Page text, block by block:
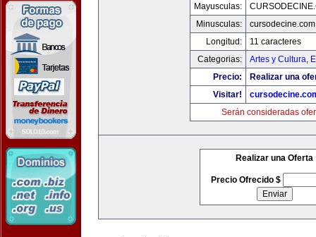
Mayusculas:
Minusculas:
cursodecine.com
Longitud:
11 caracteres
Categorias:
Artes y Cultura,
Precio:
Realizar una
Visitar!
Serán consideradas
Realizar una Oferta
Precio Ofrecido $